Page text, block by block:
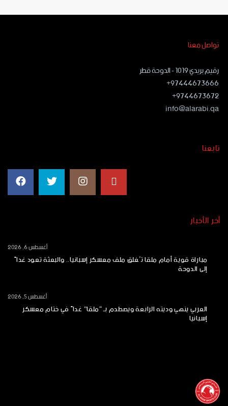
تواصل معنا
رقيم بريدي ١٠١٩ - الدوحة قطر
97444673666+
9744673672+
info@alarabi.qa
تابعنا
أخر الأخبار
مباراة قوية أمام ملقا تُغلق ملف معسكر إسبانيا.. والبعثة تعود غداً
إلى الدوحة
أغسطس 6, 2026
العربي ينهي وديته الرابعة ويصطدم بـ “ملقا” غداً في ختام معسكر
إسبانيا
أغسطس 5, 2026